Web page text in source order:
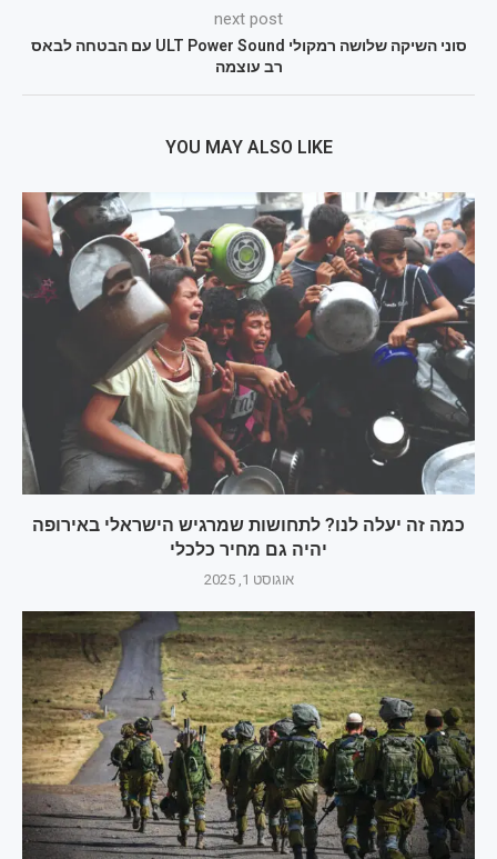
next post
סוני השיקה שלושה רמקולי ULT Power Sound עם הבטחה לבאס
רב עוצמה
YOU MAY ALSO LIKE
כמה זה יעלה לנו? לתחושות שמרגיש הישראלי באירופה
יהיה גם מחיר כלכלי
אוגוסט 1, 2025